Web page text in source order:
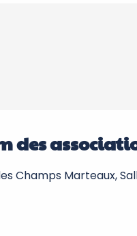
des
Champs Marteaux,